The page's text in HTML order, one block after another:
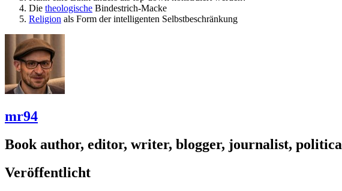
Die theologische Bindestrich-Macke
Religion als Form der intelligenten Selbstbeschränkung
mr94
Book author, editor, writer, blogger, journalist,
Veröffentlicht